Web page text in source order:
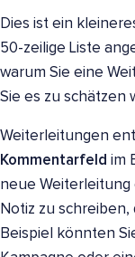
Dies ist ein
50-zeilige Liste
warum Sie eine
Sie es zu schätzen
Weiterleitungen
Kommentarfeld im
neue Weiterleitung
Notiz zu
Beispiel könnten